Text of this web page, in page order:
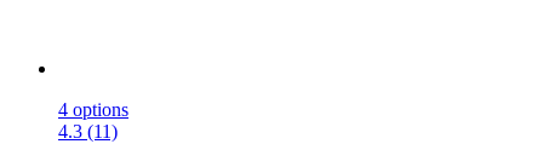
4 options
4.3 (11)